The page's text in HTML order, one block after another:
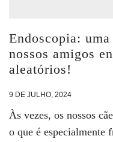
Endoscopia:
nossos amigos
aleatórios!
9 DE JULHO, 2024
Às vezes, os nossos
o que é especialmente